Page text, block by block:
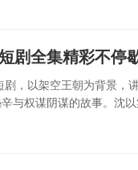
剧全集精彩不停
剧，以架空王朝为背景
与权谋阴谋的故事。沈